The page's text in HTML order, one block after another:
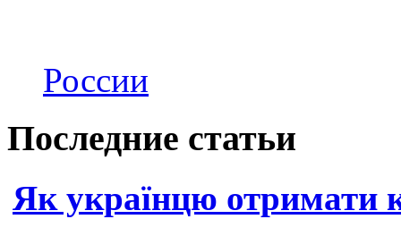
России
Последние статьи
Як українцю отримати